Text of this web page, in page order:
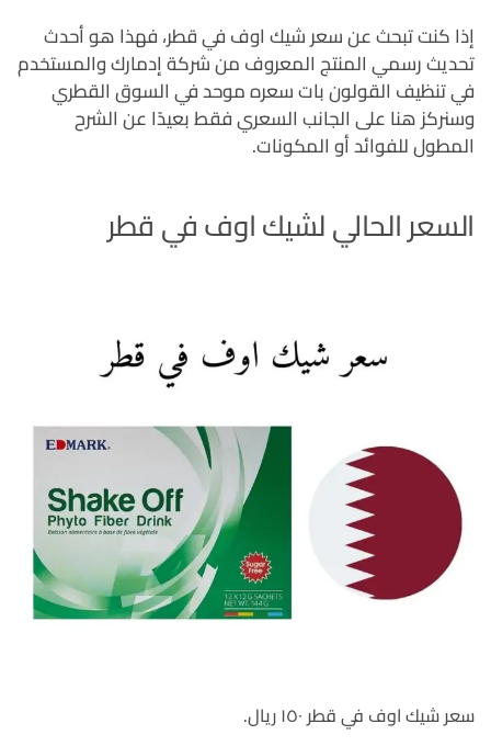
إذا كنت تبحث عن سعر شيك اوف في قطر، فهذا هو أحدث
تحديث رسمي المنتج المعروف من شركة إدمارك والمستخدم
في تنظيف القولون بات سعره موحد في السوق القطري
وسنركز هنا على الجانب السعري فقط بعيدًا عن الشرح
المطول للفوائد أو المكونات.
السعر الحالي لشيك اوف في قطر
سعر شيك اوف في قطر ١٥٠ ريال.